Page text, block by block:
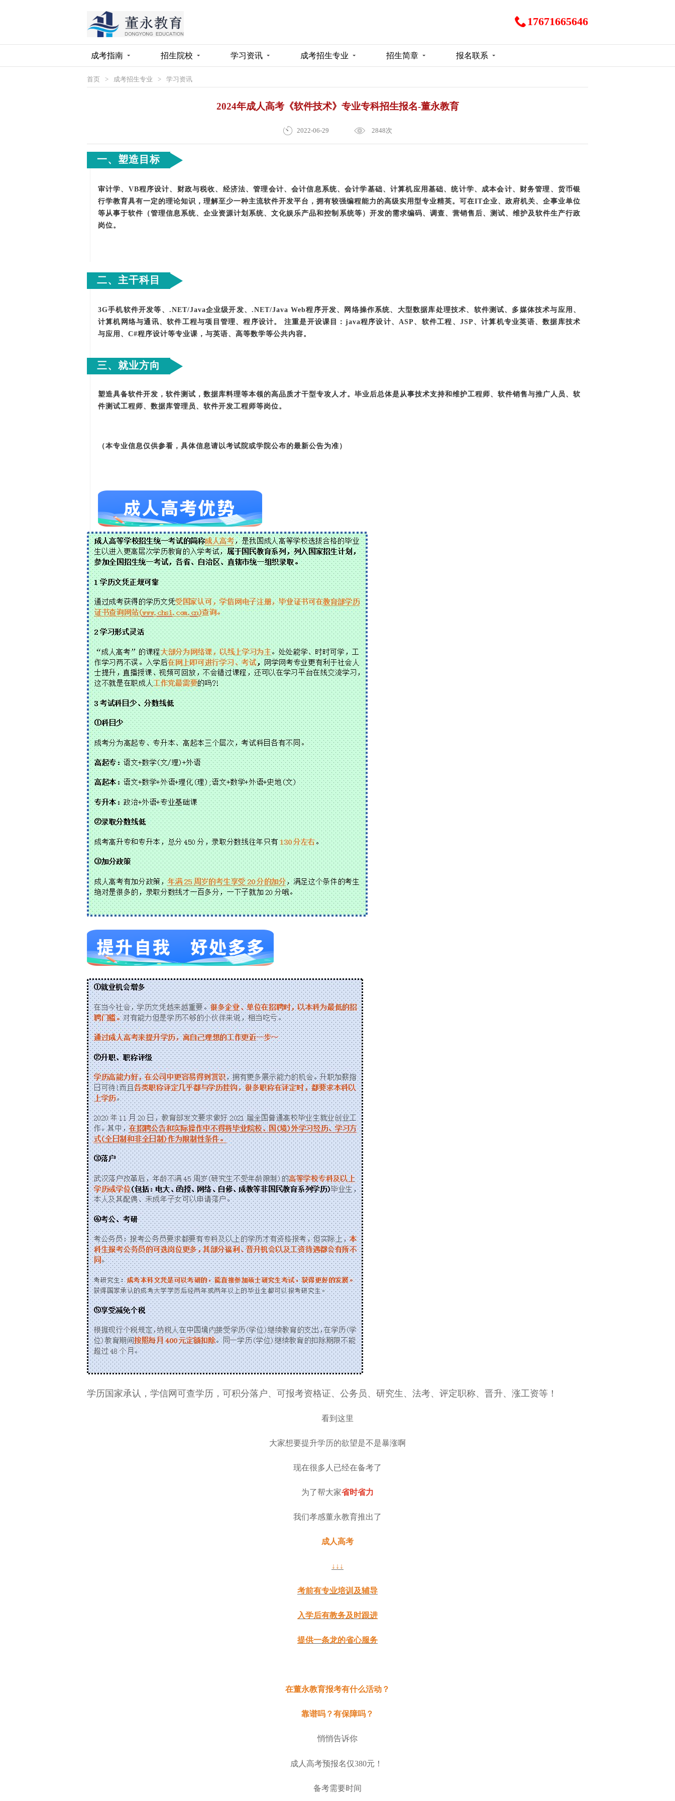
17671665646
成考指南 招生院校 学习资讯 成考招生专业 招生简章 报名联系
首页 > 成考招生专业 > 学习资讯
2024年成人高考《软件技术》专业专科招生报名-董永教育
2022-06-29 2848次
一、塑造目标
审计学、VB程序设计、财政与税收、经济法、管理会计、会计信息系统、会计学基础、计算机应用基础、统计学、成本会计、财务管理、货币银
行学教育具有一定的理论知识，理解至少一种主流软件开发平台，拥有较强编程能力的高级实用型专业精英。可在IT企业、政府机关、企事业单位
等从事于软件（管理信息系统、企业资源计划系统、文化娱乐产品和控制系统等）开发的需求编码、调查、营销售后、测试、维护及软件生产行政
岗位。
二、主干科目
3G手机软件开发等、.NET/Java企业级开发、.NET/Java Web程序开发、网络操作系统、大型数据库处理技术、软件测试、多媒体技术与应用、
计算机网络与通讯、软件工程与项目管理、程序设计。 注重是开设课目：java程序设计、ASP、软件工程、JSP、计算机专业英语、数据库技术
与应用、C#程序设计等专业课，与英语、高等数学等公共内容。
三、就业方向
塑造具备软件开发，软件测试，数据库料理等本领的高品质才干型专攻人才。毕业后总体是从事技术支持和维护工程师、软件销售与推广人员、软
件测试工程师、数据库管理员、软件开发工程师等岗位。
（本专业信息仅供参看，具体信息请以考试院或学院公布的最新公告为准）
学历国家承认，学信网可查学历，可积分落户、可报考资格证、公务员、研究生、法考、评定职称、晋升、涨工资等！
看到这里
大家想要提升学历的欲望是不是暴涨啊
现在很多人已经在备考了
为了帮大家省时省力
我们孝感董永教育推出了
成人高考
↓↓↓
考前有专业培训及辅导
入学后有教务及时跟进
提供一条龙的省心服务
在董永教育报考有什么活动？
靠谱吗？有保障吗？
悄悄告诉你
成人高考预报名仅380元！
备考需要时间